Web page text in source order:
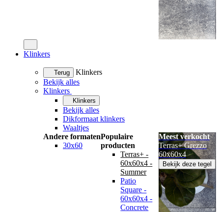
Klinkers
Terug
Klinkers
Bekijk alles
Klinkers
Klinkers
Bekijk alles
Dikformaat klinkers
Waaltjes
Andere formaten
30x60
Populaire
producten
Terras+ -
60x60x4 -
Summer
Patio
Square -
60x60x4 -
Concrete
Meest verkocht
Terras+ Grezzo
60x60x4
Bekijk deze tegel